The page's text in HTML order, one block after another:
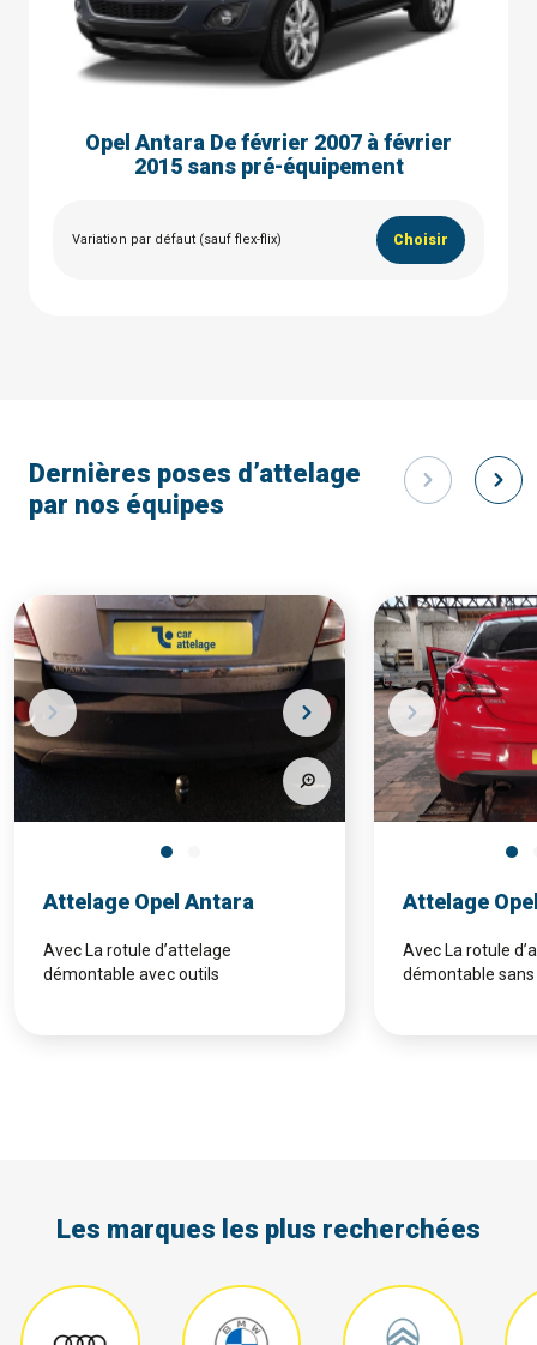
Opel Antara De février 2007 à février
2015 sans pré-équipement
Variation par défaut (sauf flex-flix) Choisir
Dernières poses d’attelage
par nos équipes
Attelage Opel Antara
Avec La rotule d’attelage
démontable avec outils
Attelage
Avec La rotule
démontable
Les marques les plus recherchées